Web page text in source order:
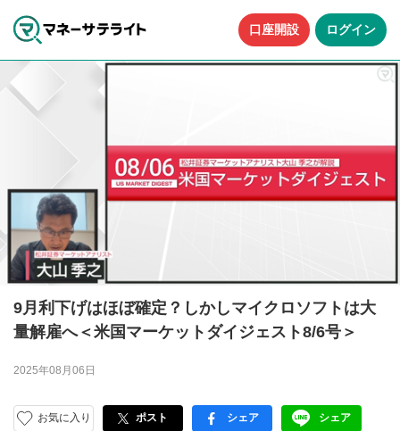
口座開設 ログイン
9月利下げはほぼ確定？しかしマイクロソフトは大
量解雇へ＜米国マーケットダイジェスト8/6号＞
2025年08月06日
お気に入り ポスト facebook
シェア LINE
シェア